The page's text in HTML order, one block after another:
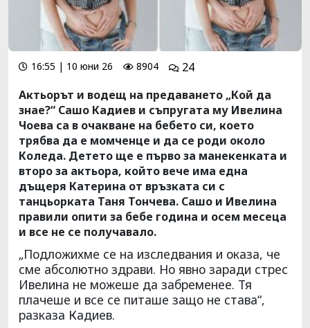
16:55 | 10 юни 26 8904
24
Актьорът и водещ на предаването „Кой да
знае?“ Сашо Кадиев и съпругата му Ивелина
Чоева са в очакване на бебето си, което
трябва да е момченце и да се роди около
Коледа. Детето ще е първо за манекенката и
второ за актьора, който вече има една
дъщеря Катерина от връзката си с
танцьорката Таня Тончева. Сашо и Ивелина
правили опити за бебе година и осем месеца
и все не се получавало.
„Подложихме се на изследвания и оказа, че
сме абсолютно здрави. Но явно заради стрес
Ивелина не можеше да забременее. Тя
плачеше и все се питаше защо не става“,
разказа Кадиев.